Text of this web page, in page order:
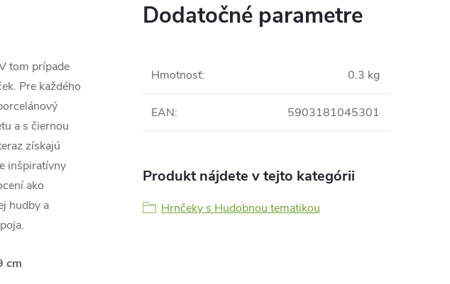
tom prípade
Pre každého
a s čiernou
získajú
inšpiratívny
ako
hudby a
cm
Dodatočné parametre
Hmotnosť: 0.3 kg
EAN: 5903181045301
Produkt nájdete v tejto kategórii
Hrnčeky s Hudobnou tematikou